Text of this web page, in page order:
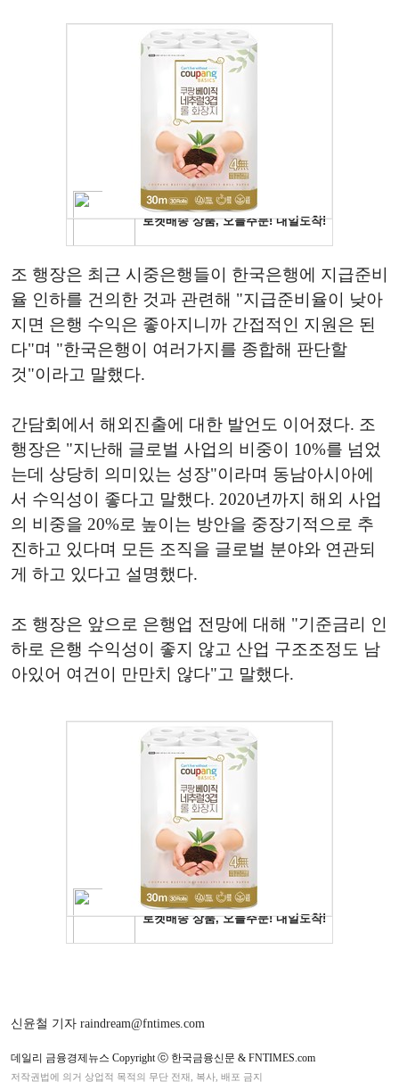
조 행장은 최근 시중은행들이 한국은행에 지급준비
율 인하를 건의한 것과 관련해 "지급준비율이 낮아
지면 은행 수익은 좋아지니까 간접적인 지원은 된
다"며 "한국은행이 여러가지를 종합해 판단할
것"이라고 말했다.
간담회에서 해외진출에 대한 발언도 이어졌다. 조
행장은 "지난해 글로벌 사업의 비중이 10%를 넘었
는데 상당히 의미있는 성장"이라며 동남아시아에
서 수익성이 좋다고 말했다. 2020년까지 해외 사업
의 비중을 20%로 높이는 방안을 중장기적으로 추
진하고 있다며 모든 조직을 글로벌 분야와 연관되
게 하고 있다고 설명했다.
조 행장은 앞으로 은행업 전망에 대해 "기준금리 인
하로 은행 수익성이 좋지 않고 산업 구조조정도 남
아있어 여건이 만만치 않다"고 말했다.
신윤철 기자 raindream@fntimes.com
데일리 금융경제뉴스 Copyright ⓒ 한국금융신문 & FNTIMES.com
저작권법에 의거 상업적 목적의 무단 전재, 복사, 배포 금지